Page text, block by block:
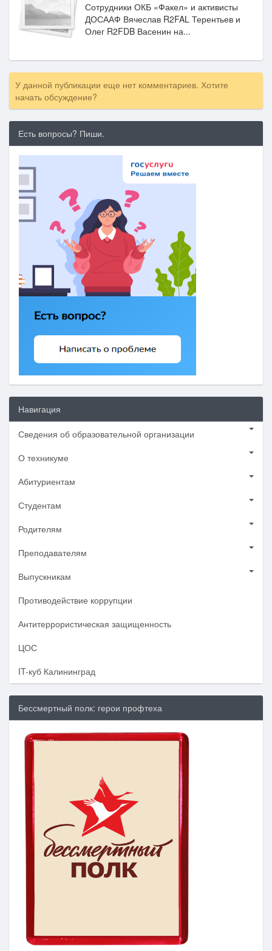
Сотрудники ОКБ «Факел» и активисты
ДОСААФ Вячеслав R2FAL Терентьев и
Олег R2FDB Васенин на...
У данной публикации еще нет комментариев. Хотите
начать обсуждение?
Есть вопросы? Пиши.
Навигация
Сведения об образовательной организации
О техникуме
Абитуриентам
Студентам
Родителям
Преподавателям
Выпускникам
Противодействие коррупции
Антитеррористическая защищенность
ЦОС
IT-куб Калининград
Бессмертный полк: герои профтеха